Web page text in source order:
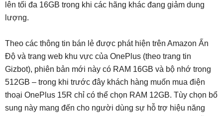
lên tối đa 16GB trong khi các hãng khác đang giảm dung
lượng.
Theo các thông tin bán lẻ được phát hiện trên Amazon Ấn
Độ và trang web khu vực của OnePlus (theo trang tin
Gizbot), phiên bản mới này có RAM 16GB và bộ nhớ trong
512GB – trong khi trước đây khách hàng muốn mua điện
thoại OnePlus 15R chỉ có thể chọn RAM 12GB. Tùy chọn bổ
sung này mang đến cho người dùng sự hỗ trợ hiệu năng